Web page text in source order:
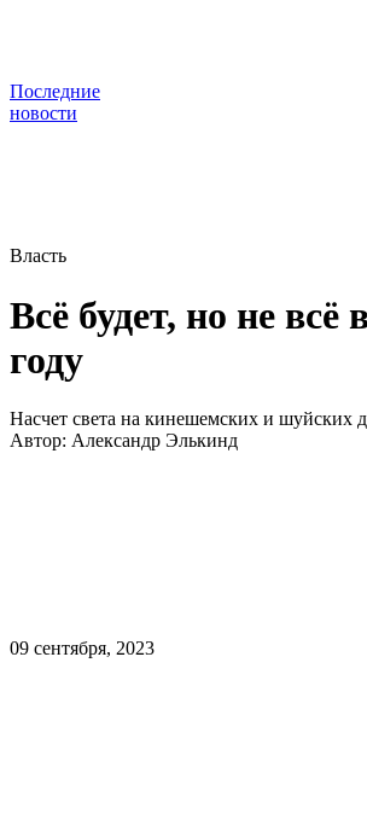
Последние
новости
Власть
Всё будет, но не всё
году
Насчет света на кинешемских и шуйских
Автор: Александр Элькинд
09 сентября, 2023